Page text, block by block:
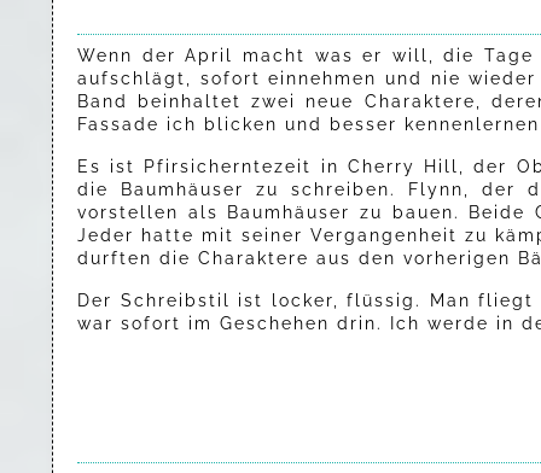
Wenn der April macht was er will, die
aufschlägt, sofort einnehmen und nie
Band beinhaltet zwei neue Charaktere,
Fassade ich blicken und besser
Es ist Pfirsicherntezeit in Cherry Hill, der
die Baumhäuser zu schreiben. Flynn, der
vorstellen als Baumhäuser zu bauen.
Jeder hatte mit seiner Vergangenheit zu
durften die Charaktere aus den vorherigen
Der Schreibstil ist locker, flüssig. Man
war sofort im Geschehen drin. Ich werde in